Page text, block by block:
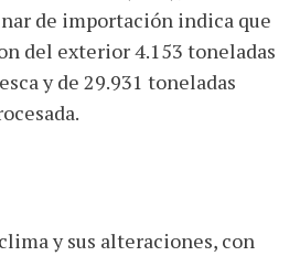
de importación indica que
del exterior 4.153 toneladas
y de 29.931 toneladas
y sus alteraciones, con